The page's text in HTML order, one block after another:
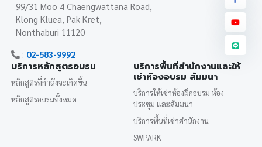
99/31 Moo 4 Chaengwattana Road,
Klong Kluea, Pak Kret,
Nonthaburi 11120
: 02-583-9992
บริการหลักสูตรอบรม
หลักสูตรที่กำลังจะเกิดขึ้น
หลักสูตรอบรมทั้งหมด
บริการพื้นที่สำนักงานและให้
เช่าห้องอบรม สัมมนา
บริการให้เช่าห้องฝึกอบรม ห้อง
ประชุม และสัมมนา
บริการพื้นที่เช่าสำนักงาน
SWPARK